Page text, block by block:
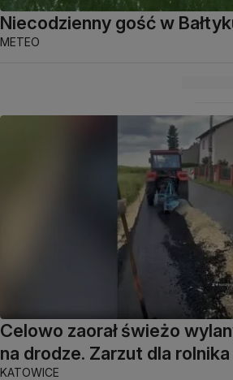
Niecodzienny gość w
METEO
Celowo zaorał świeżo
na drodze. Zarzut dla rolnika
KATOWICE